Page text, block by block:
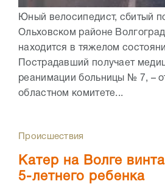
Юный велосипедист, сбитый
Ольховском районе
находится в тяжелом
Пострадавший получает
реанимации больницы № 7, –
областном комитете...
Происшествия
Катер на Волге
5-летнего ребенка